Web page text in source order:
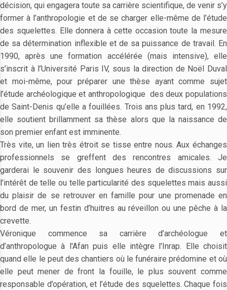
décision, qui engagera toute sa carrière scientifique, de venir s’y
former à l’anthropologie et de se charger elle-même de l’étude
des squelettes. Elle donnera à cette occasion toute la mesure
de sa détermination inflexible et de sa puissance de travail. En
1990, après une formation accélérée (mais intensive), elle
s’inscrit à l’Université Paris IV, sous la direction de Noël Duval
et moi-même, pour préparer une thèse ayant comme sujet
l’étude archéologique et anthropologique des deux populations
de Saint-Denis qu’elle a fouillées. Trois ans plus tard, en 1992,
elle soutient brillamment sa thèse alors que la naissance de
son premier enfant est imminente.
Très vite, un lien très étroit se tisse entre nous. Aux échanges
professionnels se greffent des rencontres amicales. Je
garderai le souvenir des longues heures de discussions sur
l’intérêt de telle ou telle particularité des squelettes mais aussi
du plaisir de se retrouver en famille pour une promenade en
bord de mer, un festin d’huitres au réveillon ou une pêche à la
crevette.
Véronique commence sa carrière d’archéologue et
d’anthropologue à l'Afan puis elle intègre l'Inrap. Elle choisit
quand elle le peut des chantiers où le funéraire prédomine et où
elle peut mener de front la fouille, le plus souvent comme
responsable d’opération, et l’étude des squelettes. Chaque fois